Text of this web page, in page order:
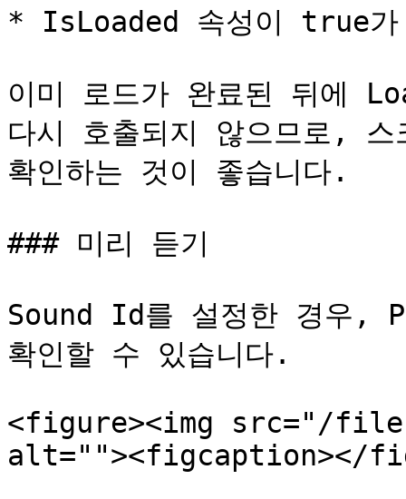
* IsLoaded 속성이 true가
이미 로드가 완료된 뒤에
다시 호출되지 않으므로,
확인하는 것이 좋습니다.
### 미리 듣기
Sound Id를 설정한 경우,
확인할 수 있습니다.
<figure><img src="/files/
alt=""><figcaption></